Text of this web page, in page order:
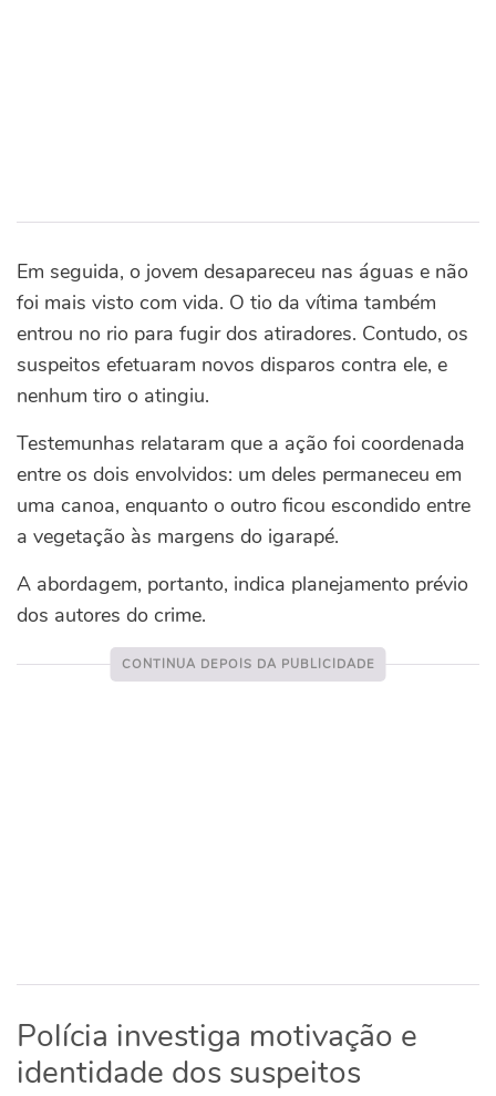
Em seguida, o jovem desapareceu nas águas e não
foi mais visto com vida. O tio da vítima também
entrou no rio para fugir dos atiradores. Contudo, os
suspeitos efetuaram novos disparos contra ele, e
nenhum tiro o atingiu.
Testemunhas relataram que a ação foi coordenada
entre os dois envolvidos: um deles permaneceu em
uma canoa, enquanto o outro ficou escondido entre
a vegetação às margens do igarapé.
A abordagem, portanto, indica planejamento prévio
dos autores do crime.
Polícia investiga motivação e
identidade dos suspeitos